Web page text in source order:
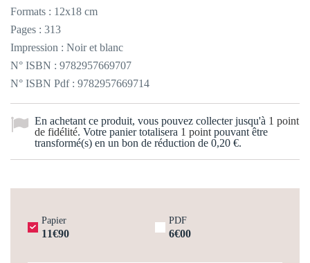
Formats : 12x18 cm
Pages : 313
Impression : Noir et blanc
N° ISBN : 9782957669707
N° ISBN Pdf : 9782957669714
En achetant ce produit, vous pouvez collecter jusqu'à 1 point
de fidélité. Votre panier totalisera 1 point pouvant être
transformé(s) en un bon de réduction de 0,20 €.
Papier
11€90
PDF
6€00